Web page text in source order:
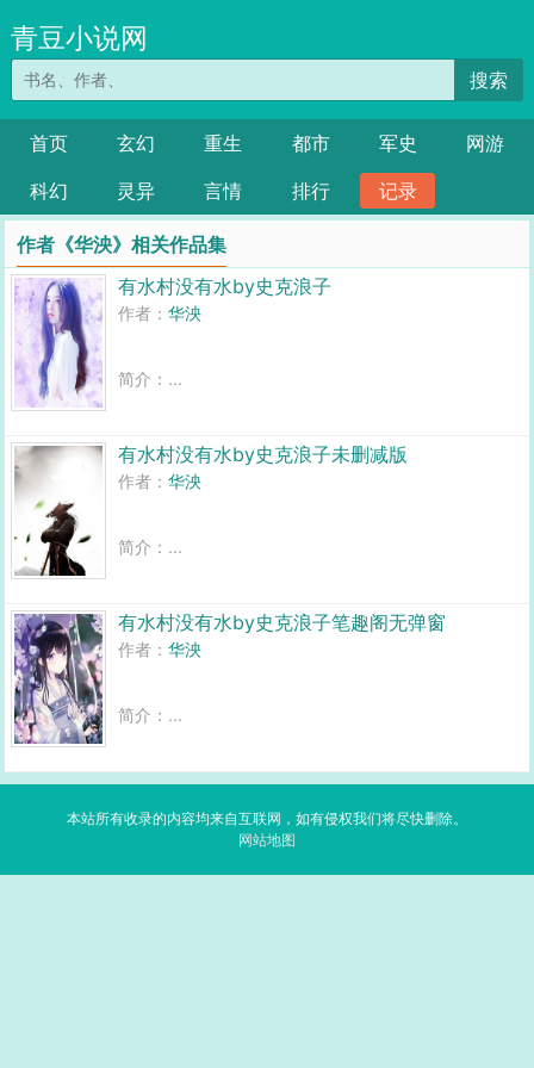
青豆小说网
搜索
首页 玄幻 重生 都市 军史
网游
科幻
灵异 言情 排行 记录
作者《华泱》相关作品集
有水村没有水by史克浪子
作者：华泱
简介：...
有水村没有水by史克浪子未删减版
作者：华泱
简介：...
有水村没有水by史克浪子笔趣阁无弹窗
作者：华泱
简介：...
本站所有收录的内容均来自互联网，如有侵权我们将尽快删除。
网站地图